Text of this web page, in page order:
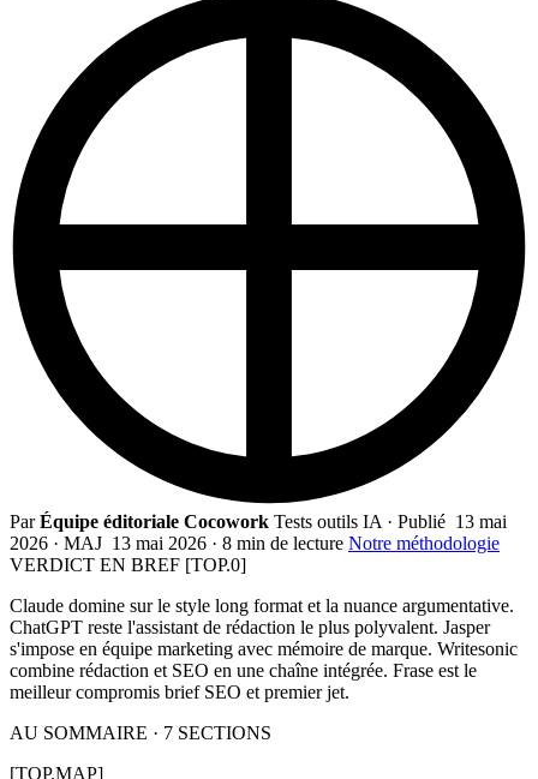
ParÉquipe éditoriale Cocowork Tests outils IA · Publié 13 mai
2026 · MAJ 13 mai 2026 · 8 min de lecture Notre méthodologie
VERDICT EN BREF [TOP.0]
Claude domine sur le style long format et la nuance argumentative.
ChatGPT reste l'assistant de rédaction le plus polyvalent. Jasper
s'impose en équipe marketing avec mémoire de marque. Writesonic
combine rédaction et SEO en une chaîne intégrée. Frase est le
meilleur compromis brief SEO et premier jet.
AU SOMMAIRE · 7 SECTIONS
[TOP.MAP]